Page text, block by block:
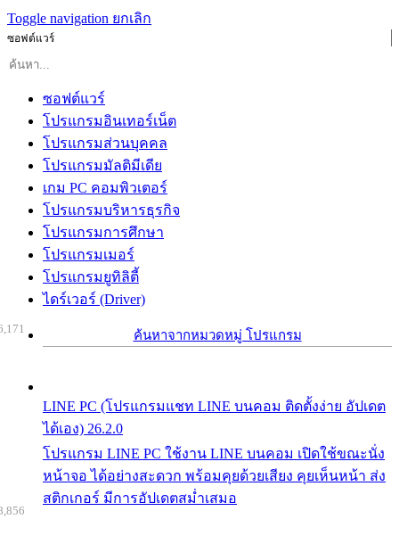
Toggle navigation ยกเลิก
ซอฟต์แวร์
ซอฟต์แวร์
โปรแกรมอินเทอร์เน็ต
โปรแกรมส่วนบุคคล
โปรแกรมมัลติมีเดีย
เกม PC คอมพิวเตอร์
โปรแกรมบริหารธุรกิจ
โปรแกรมการศึกษา
โปรแกรมเมอร์
โปรแกรมยูทิลิตี้
ไดร์เวอร์ (Driver)
ค้นหาจากหมวดหมู่ โปรแกรม
LINE PC (โปรแกรมแชท LINE บนคอม ติดตั้งง่าย อัปเดต
ได้เอง) 26.2.0
โปรแกรม LINE PC ใช้งาน LINE บนคอม เปิดใช้ขณะนั่ง
หน้าจอ ได้อย่างสะดวก พร้อมคุยด้วยเสียง คุยเห็นหน้า ส่ง
สติกเกอร์ มีการอัปเดตสม่ำเสมอ